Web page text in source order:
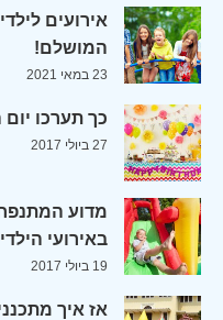
אירועים
המושלם!
23 במאי 2021
כך תערכו
27 ביולי 2017
מדוע
באירועי
19 ביולי 2017
אז איך